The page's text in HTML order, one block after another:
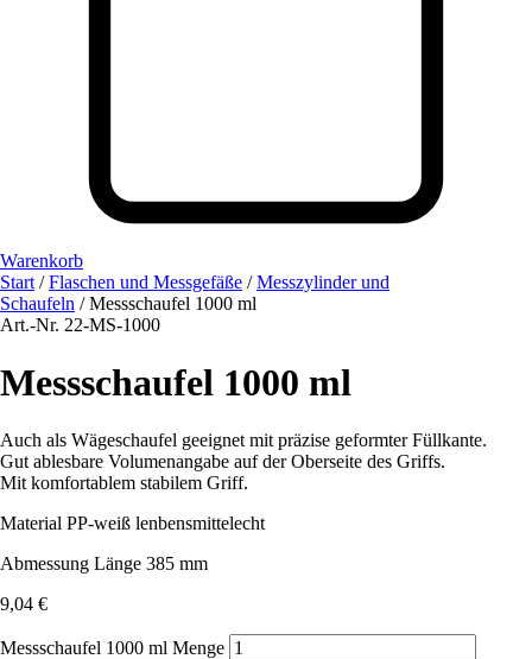
Warenkorb
Start /Flaschen und Messgefäße /Messzylinder und
Schaufeln / Messschaufel 1000 ml
Art.-Nr. 22-MS-1000
Messschaufel 1000 ml
Auch als Wägeschaufel geeignet mit präzise geformter Füllkante.
Gut ablesbare Volumenangabe auf der Oberseite des Griffs.
Mit komfortablem stabilem Griff.
Material PP-weiß lenbensmittelecht
Abmessung Länge 385 mm
9,04 €
Messschaufel 1000 ml Menge